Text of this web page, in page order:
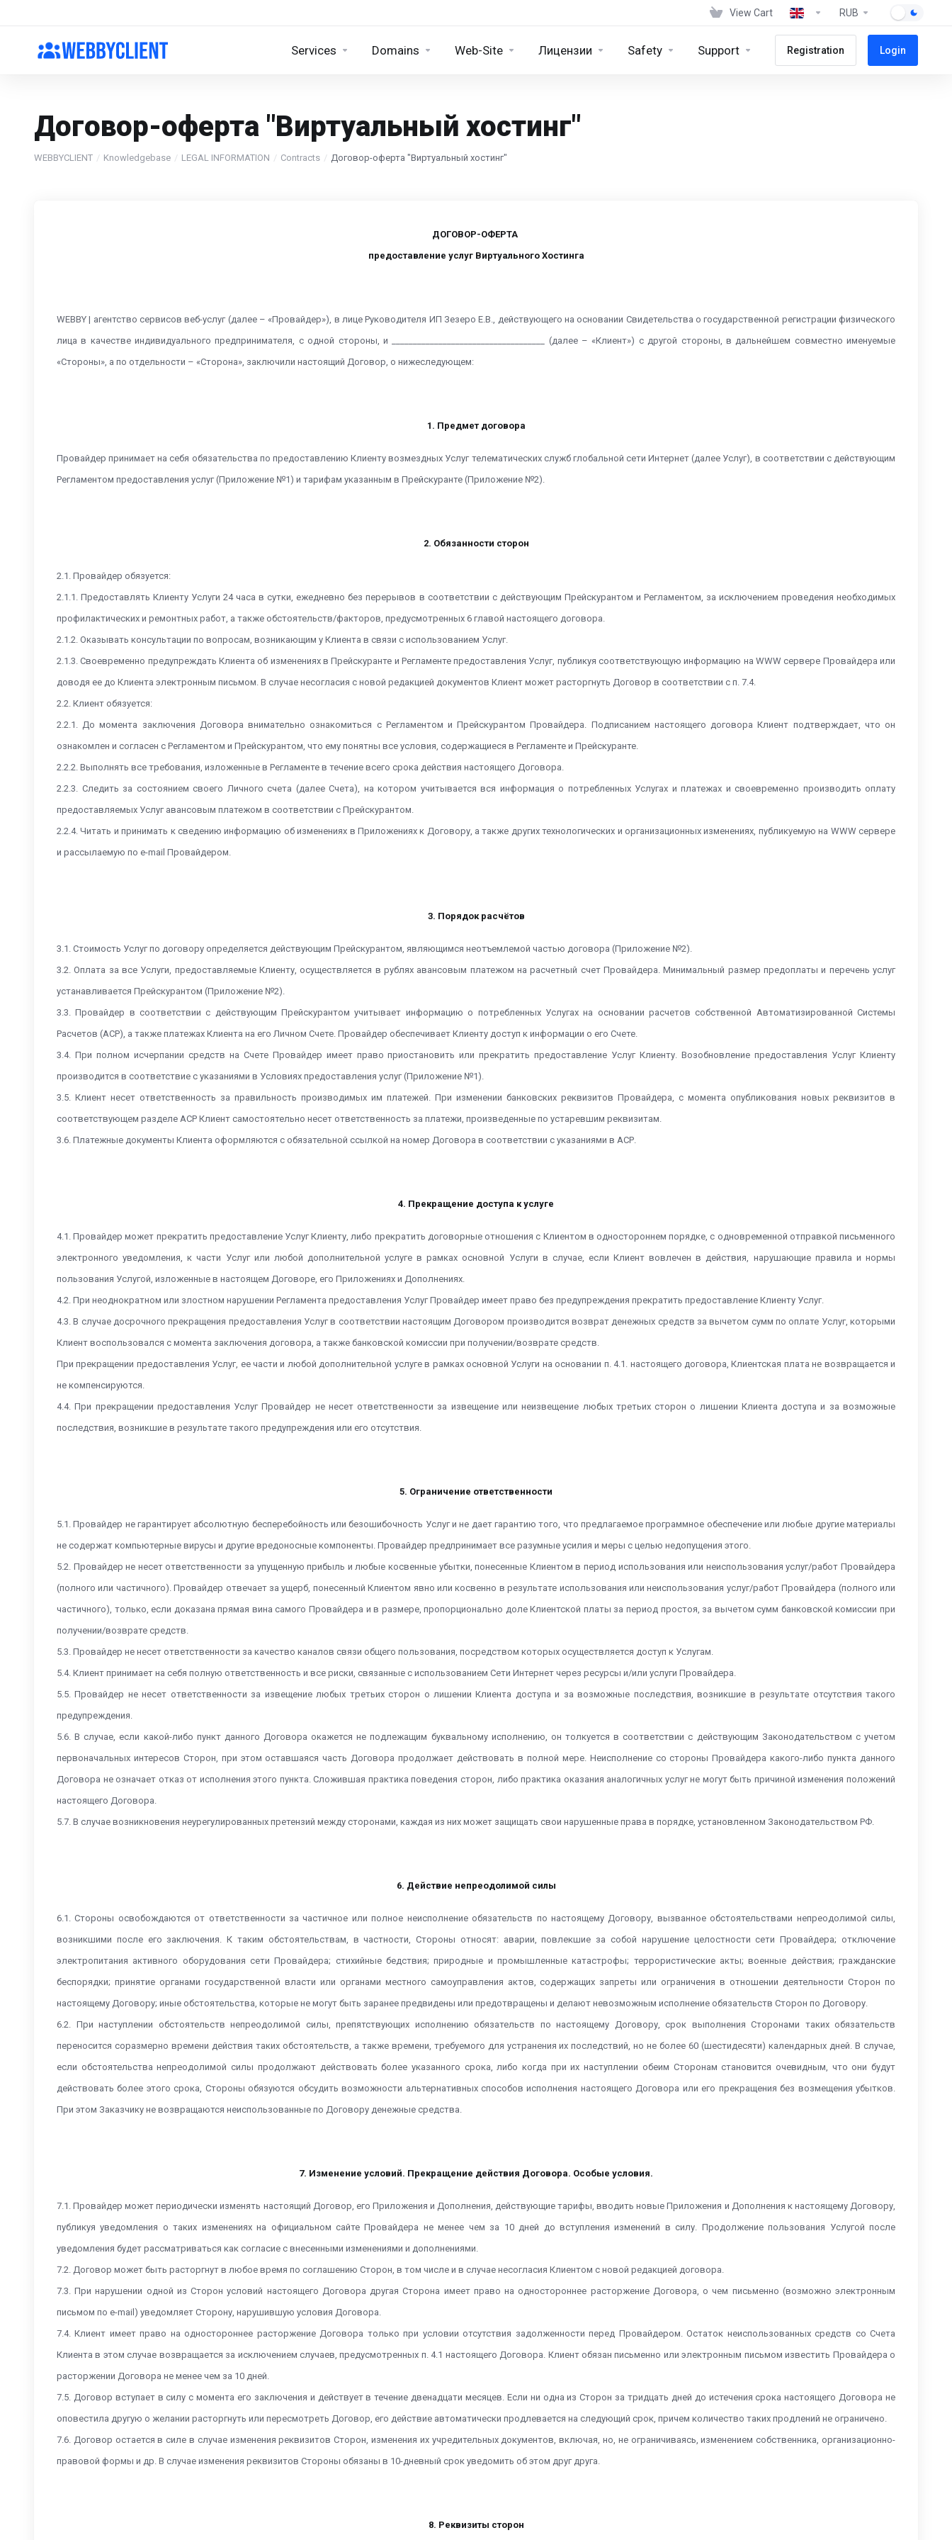
View Cart RUB
Services Domains Web-Site Лицензии Safety Support Registration Login
Договор-оферта "Виртуальный хостинг"
WEBBYCLIENT Knowledgebase LEGAL INFORMATION Contracts Договор-оферта "Виртуальный хостинг"
ДОГОВОР-ОФЕРТА
предоставление услуг Виртуального Хостинга
WEBBY | агентство сервисов веб-услуг (далее – «Провайдер»), в лице Руководителя ИП Зезеро Е.В., действующего на основании Свидетельства о государственной регистрации физического
лица в качестве индивидуального предпринимателя, с одной стороны, и ____________________________________ (далее – «Клиент») с другой стороны, в дальнейшем совместно именуемые
«Стороны», а по отдельности – «Сторона», заключили настоящий Договор, о нижеследующем:
1. Предмет договора
Провайдер принимает на себя обязательства по предоставлению Клиенту возмездных Услуг телематических служб глобальной сети Интернет (далее Услуг), в соответствии с действующим
Регламентом предоставления услуг (Приложение №1) и тарифам указанным в Прейскуранте (Приложение №2).
2. Обязанности сторон
2.1. Провайдер обязуется:
2.1.1. Предоставлять Клиенту Услуги 24 часа в сутки, ежедневно без перерывов в соответствии с действующим Прейскурантом и Регламентом, за исключением проведения необходимых
профилактических и ремонтных работ, а также обстоятельств/факторов, предусмотренных 6 главой настоящего договора.
2.1.2. Оказывать консультации по вопросам, возникающим у Клиента в связи с использованием Услуг.
2.1.3. Своевременно предупреждать Клиента об изменениях в Прейскуранте и Регламенте предоставления Услуг, публикуя соответствующую информацию на WWW сервере Провайдера или
доводя ее до Клиента электронным письмом. В случае несогласия с новой редакцией документов Клиент может расторгнуть Договор в соответствии с п. 7.4.
2.2. Клиент обязуется:
2.2.1. До момента заключения Договора внимательно ознакомиться с Регламентом и Прейскурантом Провайдера. Подписанием настоящего договора Клиент подтверждает, что он
ознакомлен и согласен с Регламентом и Прейскурантом, что ему понятны все условия, содержащиеся в Регламенте и Прейскуранте.
2.2.2. Выполнять все требования, изложенные в Регламенте в течение всего срока действия настоящего Договора.
2.2.3. Следить за состоянием своего Личного счета (далее Счета), на котором учитывается вся информация о потребленных Услугах и платежах и своевременно производить оплату
предоставляемых Услуг авансовым платежом в соответствии с Прейскурантом.
2.2.4. Читать и принимать к сведению информацию об изменениях в Приложениях к Договору, а также других технологических и организационных изменениях, публикуемую на WWW сервере
и рассылаемую по e-mail Провайдером.
3. Порядок расчётов
3.1. Стоимость Услуг по договору определяется действующим Прейскурантом, являющимся неотъемлемой частью договора (Приложение №2).
3.2. Оплата за все Услуги, предоставляемые Клиенту, осуществляется в рублях авансовым платежом на расчетный счет Провайдера. Минимальный размер предоплаты и перечень услуг
устанавливается Прейскурантом (Приложение №2).
3.3. Провайдер в соответствии с действующим Прейскурантом учитывает информацию о потребленных Услугах на основании расчетов собственной Автоматизированной Системы
Расчетов (АСР), а также платежах Клиента на его Личном Счете. Провайдер обеспечивает Клиенту доступ к информации о его Счете.
3.4. При полном исчерпании средств на Счете Провайдер имеет право приостановить или прекратить предоставление Услуг Клиенту. Возобновление предоставления Услуг Клиенту
производится в соответствие с указаниями в Условиях предоставления услуг (Приложение №1).
3.5. Клиент несет ответственность за правильность производимых им платежей. При изменении банковских реквизитов Провайдера, с момента опубликования новых реквизитов в
соответствующем разделе АСР Клиент самостоятельно несет ответственность за платежи, произведенные по устаревшим реквизитам.
3.6. Платежные документы Клиента оформляются с обязательной ссылкой на номер Договора в соответствии с указаниями в АСР.
4. Прекращение доступа к услуге
4.1. Провайдер может прекратить предоставление Услуг Клиенту, либо прекратить договорные отношения с Клиентом в одностороннем порядке, с одновременной отправкой письменного
электронного уведомления, к части Услуг или любой дополнительной услуге в рамках основной Услуги в случае, если Клиент вовлечен в действия, нарушающие правила и нормы
пользования Услугой, изложенные в настоящем Договоре, его Приложениях и Дополнениях.
4.2. При неоднократном или злостном нарушении Регламента предоставления Услуг Провайдер имеет право без предупреждения прекратить предоставление Клиенту Услуг.
4.3. В случае досрочного прекращения предоставления Услуг в соответствии настоящим Договором производится возврат денежных средств за вычетом сумм по оплате Услуг, которыми
Клиент воспользовался с момента заключения договора, а также банковской комиссии при получении/возврате средств.
При прекращении предоставления Услуг, ее части и любой дополнительной услуге в рамках основной Услуги на основании п. 4.1. настоящего договора, Клиентская плата не возвращается и
не компенсируются.
4.4. При прекращении предоставления Услуг Провайдер не несет ответственности за извещение или неизвещение любых третьих сторон о лишении Клиента доступа и за возможные
последствия, возникшие в результате такого предупреждения или его отсутствия.
5. Ограничение ответственности
5.1. Провайдер не гарантирует абсолютную бесперебойность или безошибочность Услуг и не дает гарантию того, что предлагаемое программное обеспечение или любые другие материалы
не содержат компьютерные вирусы и другие вредоносные компоненты. Провайдер предпринимает все разумные усилия и меры с целью недопущения этого.
5.2. Провайдер не несет ответственности за упущенную прибыль и любые косвенные убытки, понесенные Клиентом в период использования или неиспользования услуг/работ Провайдера
(полного или частичного). Провайдер отвечает за ущерб, понесенный Клиентом явно или косвенно в результате использования или неиспользования услуг/работ Провайдера (полного или
частичного), только, если доказана прямая вина самого Провайдера и в размере, пропорционально доле Клиентской платы за период простоя, за вычетом сумм банковской комиссии при
получении/возврате средств.
5.3. Провайдер не несет ответственности за качество каналов связи общего пользования, посредством которых осуществляется доступ к Услугам.
5.4. Клиент принимает на себя полную ответственность и все риски, связанные с использованием Сети Интернет через ресурсы и/или услуги Провайдера.
5.5. Провайдер не несет ответственности за извещение любых третьих сторон о лишении Клиента доступа и за возможные последствия, возникшие в результате отсутствия такого
предупреждения.
5.6. В случае, если какой-либо пункт данного Договора окажется не подлежащим буквальному исполнению, он толкуется в соответствии с действующим Законодательством с учетом
первоначальных интересов Сторон, при этом оставшаяся часть Договора продолжает действовать в полной мере. Неисполнение со стороны Провайдера какого-либо пункта данного
Договора не означает отказ от исполнения этого пункта. Сложившая практика поведения сторон, либо практика оказания аналогичных услуг не могут быть причиной изменения положений
настоящего Договора.
5.7. В случае возникновения неурегулированных претензий между сторонами, каждая из них может защищать свои нарушенные права в порядке, установленном Законодательством РФ.
6. Действие непреодолимой силы
6.1. Стороны освобождаются от ответственности за частичное или полное неисполнение обязательств по настоящему Договору, вызванное обстоятельствами непреодолимой силы,
возникшими после его заключения. К таким обстоятельствам, в частности, Стороны относят: аварии, повлекшие за собой нарушение целостности сети Провайдера; отключение
электропитания активного оборудования сети Провайдера; стихийные бедствия; природные и промышленные катастрофы; террористические акты; военные действия; гражданские
беспорядки; принятие органами государственной власти или органами местного самоуправления актов, содержащих запреты или ограничения в отношении деятельности Сторон по
настоящему Договору; иные обстоятельства, которые не могут быть заранее предвидены или предотвращены и делают невозможным исполнение обязательств Сторон по Договору.
6.2. При наступлении обстоятельств непреодолимой силы, препятствующих исполнению обязательств по настоящему Договору, срок выполнения Сторонами таких обязательств
переносится соразмерно времени действия таких обстоятельств, а также времени, требуемого для устранения их последствий, но не более 60 (шестидесяти) календарных дней. В случае,
если обстоятельства непреодолимой силы продолжают действовать более указанного срока, либо когда при их наступлении обеим Сторонам становится очевидным, что они будут
действовать более этого срока, Стороны обязуются обсудить возможности альтернативных способов исполнения настоящего Договора или его прекращения без возмещения убытков.
При этом Заказчику не возвращаются неиспользованные по Договору денежные средства.
7. Изменение условий. Прекращение действия Договора. Особые условия.
7.1. Провайдер может периодически изменять настоящий Договор, его Приложения и Дополнения, действующие тарифы, вводить новые Приложения и Дополнения к настоящему Договору,
публикуя уведомления о таких изменениях на официальном сайте Провайдера не менее чем за 10 дней до вступления изменений в силу. Продолжение пользования Услугой после
уведомления будет рассматриваться как согласие с внесенными изменениями и дополнениями.
7.2. Договор может быть расторгнут в любое время по соглашению Сторон, в том числе и в случае несогласия Клиентом с новой редакцией договора.
7.3. При нарушении одной из Сторон условий настоящего Договора другая Сторона имеет право на одностороннее расторжение Договора, о чем письменно (возможно электронным
письмом по e-mail) уведомляет Сторону, нарушившую условия Договора.
7.4. Клиент имеет право на одностороннее расторжение Договора только при условии отсутствия задолженности перед Провайдером. Остаток неиспользованных средств со Счета
Клиента в этом случае возвращается за исключением случаев, предусмотренных п. 4.1 настоящего Договора. Клиент обязан письменно или электронным письмом известить Провайдера о
расторжении Договора не менее чем за 10 дней.
7.5. Договор вступает в силу с момента его заключения и действует в течение двенадцати месяцев. Если ни одна из Сторон за тридцать дней до истечения срока настоящего Договора не
оповестила другую о желании расторгнуть или пересмотреть Договор, его действие автоматически продлевается на следующий срок, причем количество таких продлений не ограничено.
7.6. Договор остается в силе в случае изменения реквизитов Сторон, изменения их учредительных документов, включая, но, не ограничиваясь, изменением собственника, организационно-
правовой формы и др. В случае изменения реквизитов Стороны обязаны в 10-дневный срок уведомить об этом друг друга.
8. Реквизиты сторон